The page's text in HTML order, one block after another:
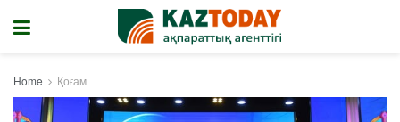
Home Қоғам